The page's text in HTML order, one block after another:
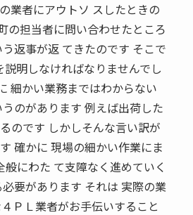
業者にアウトソ スしたときの
の担当者に問い合わせたところ
返事が返 てきたのです そこで
明しなければなりませんでし
細かい業務まではわからない
のがあります 例えば出荷した
のです しかしそんな言い訳が
確かに 現場の細かい作業にま
にわた て支障なく進めていく
要があります それは 実際の業
ＰＬ業者がお手伝いすること